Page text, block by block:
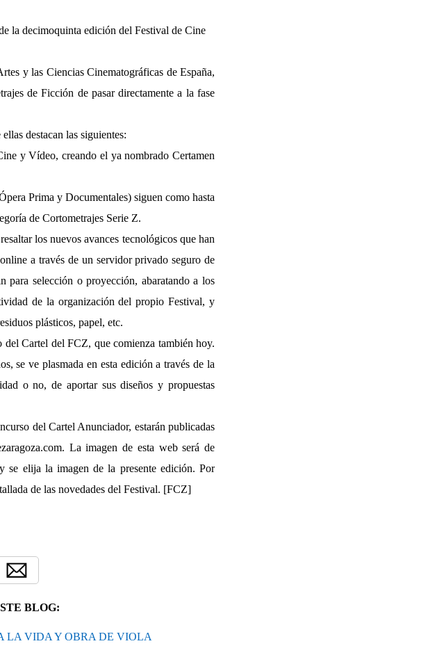
la decimoquinta edición del Festival de Cine
y las Ciencias Cinematográficas de España,
de Ficción de pasar directamente a la fase
destacan las siguientes:
y Vídeo, creando el ya nombrado Certamen
Prima y Documentales) siguen como hasta
de Cortometrajes Serie Z.
los nuevos avances tecnológicos que han
a través de un servidor privado seguro de
para selección o proyección, abaratando a los
de la organización del propio Festival, y
plásticos, papel, etc.
Cartel del FCZ, que comienza también hoy.
se ve plasmada en esta edición a través de la
o no, de aportar sus diseños y propuestas
del Cartel Anunciador, estarán publicadas
. La imagen de esta web será de
se elija la imagen de la presente edición. Por
de las novedades del Festival. [FCZ]
BLOG:
LA VIDA Y OBRA DE VIOLA